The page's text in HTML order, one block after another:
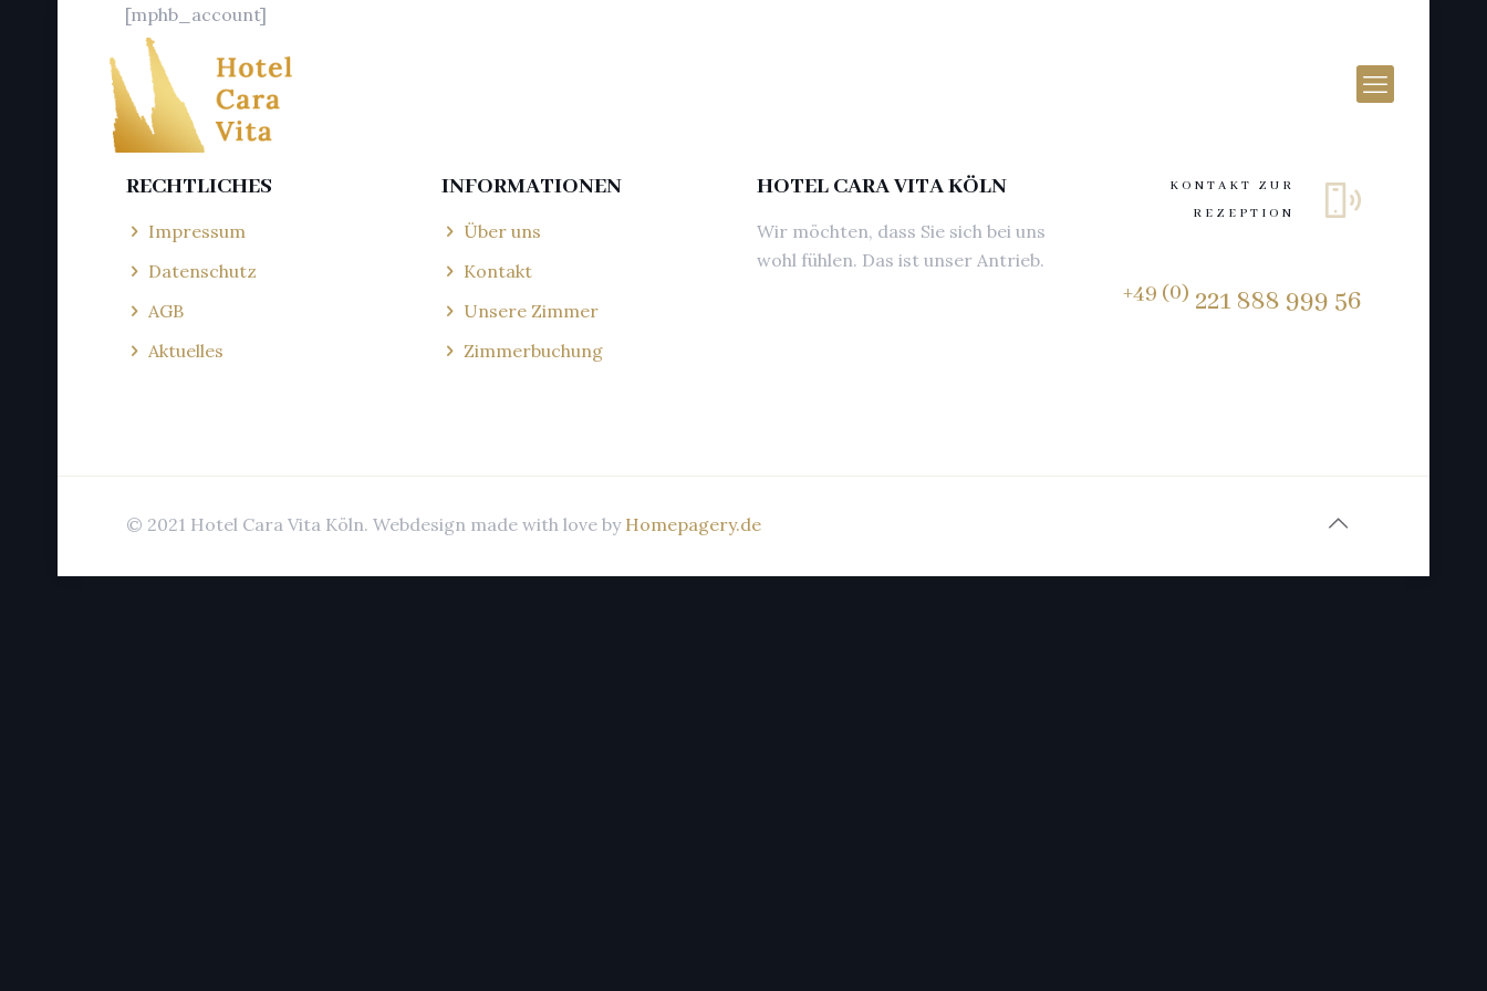
[mphb_account]
RECHTLICHES
Impressum
Datenschutz
AGB
Aktuelles
INFORMATIONEN
Über uns
Kontakt
Unsere Zimmer
Zimmerbuchung
HOTEL CARA VITA KÖLN
Wir möchten, dass Sie sich bei uns
wohl fühlen. Das ist unser Antrieb.
KONTAKT ZUR
REZEPTION
+49 (0) 221 888 999 56
© 2021 Hotel Cara Vita Köln. Webdesign made with love by Homepagery.de